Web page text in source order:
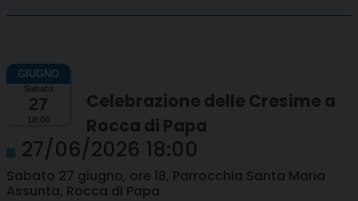
Sabato
27
18:00
Celebrazione delle Cresime a
Rocca di Papa
27/06/2026 18:00
Sabato 27 giugno, ore 18, Parrocchia Santa Maria
Assunta, Rocca di Papa